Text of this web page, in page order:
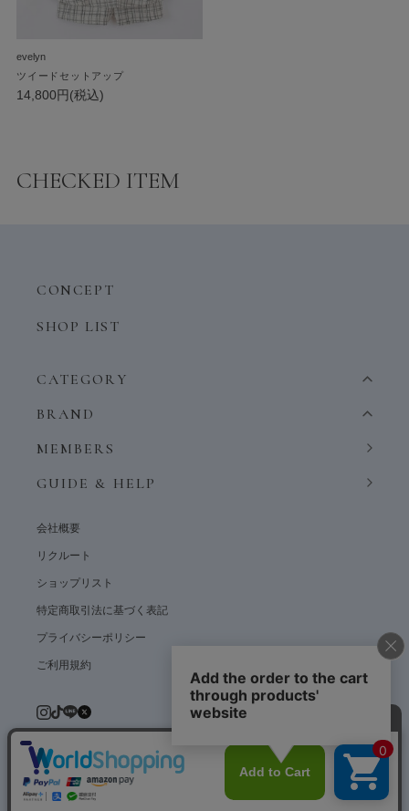
evelyn
ツイードセットアップ
14,800円(税込)
CHECKED ITEM
CONCEPT
SHOP LIST
CATEGORY
BRAND
MEMBERS
GUIDE & HELP
会社概要
リクルート
ショップリスト
特定商取引法に基づく表記
プライバシーポリシー
ご利用規約
© weardept co.,ltd. All rights reserved.